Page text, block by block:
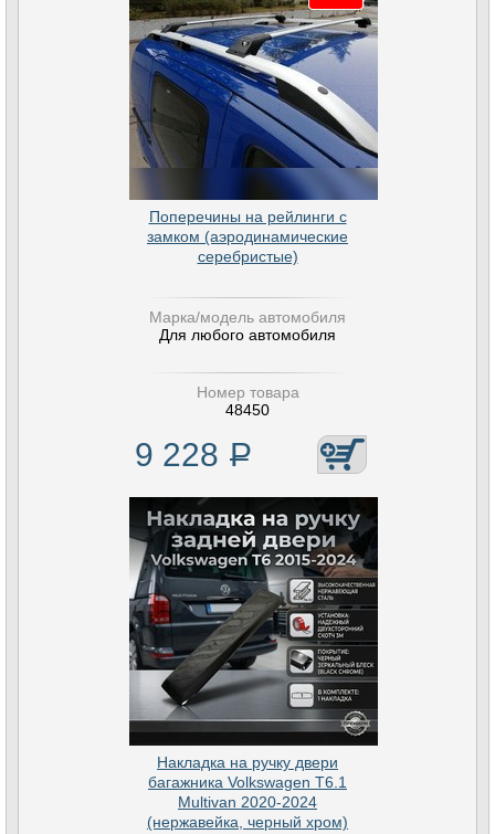
Поперечины на рейлинги с
замком (аэродинамические
серебристые)
Марка/модель автомобиля
Для любого автомобиля
Номер товара
48450
9 228 Р
Накладка на ручку двери
багажника Volkswagen T6.1
Multivan 2020-2024
(нержавейка, черный хром)